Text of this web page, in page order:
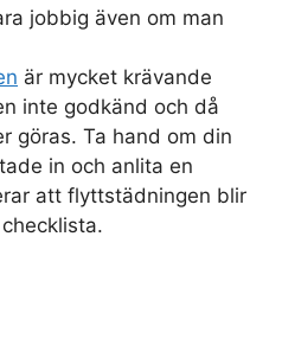
jobbig även om man
är mycket krävande
inte godkänd och då
göras. Ta hand om din
in och anlita en
att flyttstädningen blir